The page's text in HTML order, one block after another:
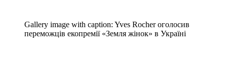
Gallery image with caption: Yves Rocher оголосив
переможців екопремії «Земля жінок» в Україні